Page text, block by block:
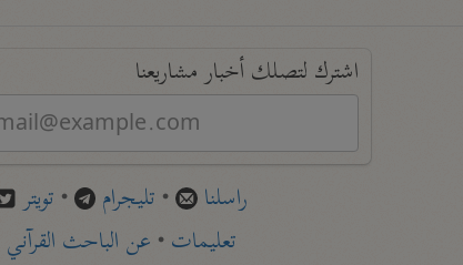
اشترك لتصلك أخبار مشاريعنا
راسلنا • تليجرام • تويتر
تعليمات• عن الباحث القرآني